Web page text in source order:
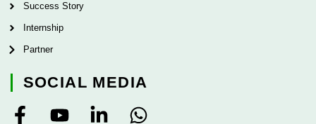
Success Story
Internship
Partner
SOCIAL MEDIA
F
Y
L
W